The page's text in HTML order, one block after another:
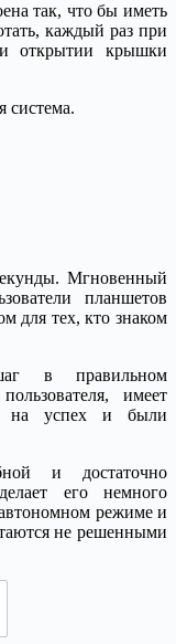
так, что бы иметь
каждый раз при
открытии крышки
система.
Мгновенный
планшетов
для тех, кто знаком
в правильном
имеет
на успех и были
и достаточно
его немного
режиме и
не решенными